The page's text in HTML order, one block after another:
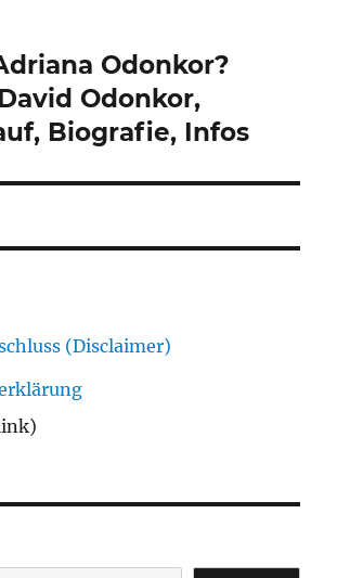
Odonkor?
Odonkor,
Biografie, Infos
(Disclaimer)